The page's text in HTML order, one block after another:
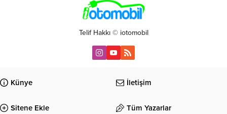
Telif Hakkı © iotomobil
Künye İletişim
Sitene Ekle Tüm Yazarlar